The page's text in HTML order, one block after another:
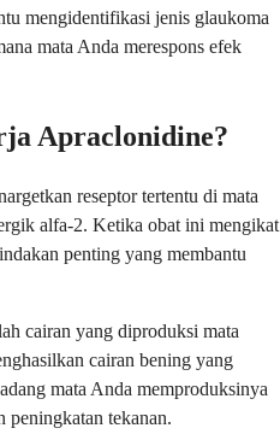
mengidentifikasi jenis glaukoma
mata Anda merespons efek
Apraclonidine?
reseptor tertentu di mata
alfa-2. Ketika obat ini mengikat
penting yang membantu
cairan yang diproduksi mata
cairan bening yang
mata Anda memproduksinya
peningkatan tekanan.